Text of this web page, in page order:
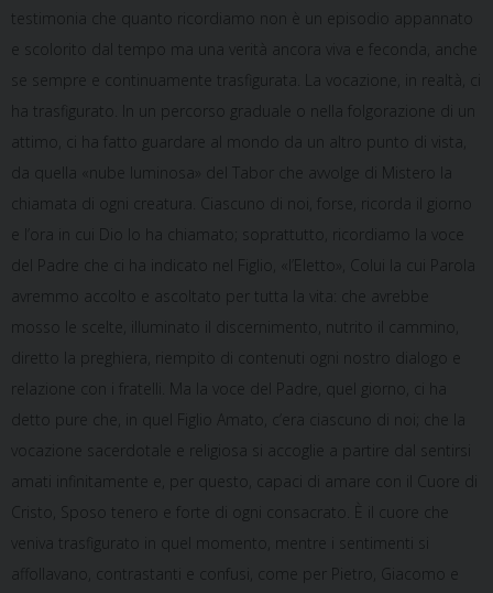
testimonia che quanto ricordiamo non è un episodio appannato
e scolorito dal tempo ma una verità ancora viva e feconda, anche
se sempre e continuamente trasfigurata. La vocazione, in realtà, ci
ha trasfigurato. In un percorso graduale o nella folgorazione di un
attimo, ci ha fatto guardare al mondo da un altro punto di vista,
da quella «nube luminosa» del Tabor che avvolge di Mistero la
chiamata di ogni creatura. Ciascuno di noi, forse, ricorda il giorno
e l’ora in cui Dio lo ha chiamato; soprattutto, ricordiamo la voce
del Padre che ci ha indicato nel Figlio, «l’Eletto», Colui la cui Parola
avremmo accolto e ascoltato per tutta la vita: che avrebbe
mosso le scelte, illuminato il discernimento, nutrito il cammino,
diretto la preghiera, riempito di contenuti ogni nostro dialogo e
relazione con i fratelli. Ma la voce del Padre, quel giorno, ci ha
detto pure che, in quel Figlio Amato, c’era ciascuno di noi; che la
vocazione sacerdotale e religiosa si accoglie a partire dal sentirsi
amati infinitamente e, per questo, capaci di amare con il Cuore di
Cristo, Sposo tenero e forte di ogni consacrato. È il cuore che
veniva trasfigurato in quel momento, mentre i sentimenti si
affollavano, contrastanti e confusi, come per Pietro, Giacomo e